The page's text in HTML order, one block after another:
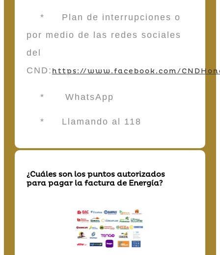
* Plan de interrupciones o
por medio de las redes sociales
del
CND: https://www.facebook.com/
* WhatsApp
* Llamando al 118
¿Cuáles son los puntos autorizados
para pagar la factura de Energía?